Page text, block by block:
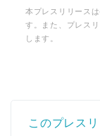
本プレスリリース
す。また、プレス
します。
このプレス